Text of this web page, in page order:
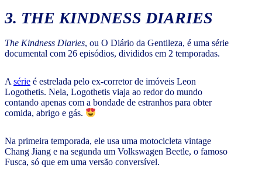
3. THE KINDNESS DIARIES
The Kindness Diaries, ou O Diário da Gentileza, é uma série
documental com 26 episódios, divididos em 2 temporadas.
A série é estrelada pelo ex-corretor de imóveis Leon
Logothetis. Nela, Logothetis viaja ao redor do mundo
contando apenas com a bondade de estranhos para obter
comida, abrigo e gás.
Na primeira temporada, ele usa uma motocicleta vintage
Chang Jiang e na segunda um Volkswagen Beetle, o famoso
Fusca, só que em uma versão conversível.